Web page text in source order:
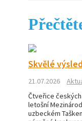
Skvělé
21.07.2026
Čtveřice
letošní
uzbeckém